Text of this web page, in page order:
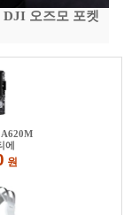
DJI 오즈모 포켓